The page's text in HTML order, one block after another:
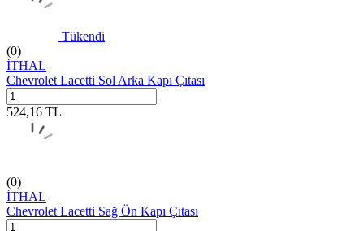
Tükendi
(0)
İTHAL
Chevrolet Lacetti Sol Arka Kapı Çıtası
524,16 TL
(0)
İTHAL
Chevrolet Lacetti Sağ Ön Kapı Çıtası